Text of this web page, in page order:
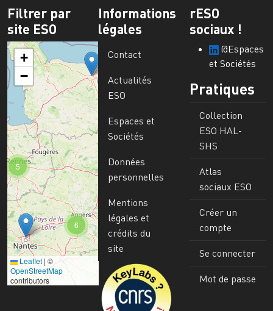
Filtrer par
site ESO
6
5
+
−
Leaflet | ©
OpenStreetMap
contributors
Informations
légales
Contact
Actualités
ESO
Espaces et
Sociétés
Données
personnelles
Mentions
légales et
crédits du
site
Image
rESO
sociaux !
@Espaces
et Sociétés
Pratiques
Collection
ESO HAL-
SHS
Atlas
sociaux ESO
Créer un
compte
Se connecter
Mot de passe